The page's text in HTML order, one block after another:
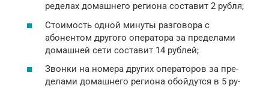
ределах домашнего региона составит 2 рубл­я;
Стоимость одной минуты разговора с
абонентом другого оператора за пределами
домашней сети составит 14 рублей;
Звонки на номера других операторов за пре­
делами домашнего региона обойдутся в 5 ру­